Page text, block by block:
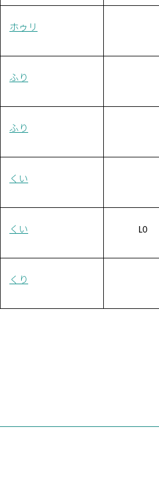
ホゥリ
ふり
ふり
くい
くい L0
くり